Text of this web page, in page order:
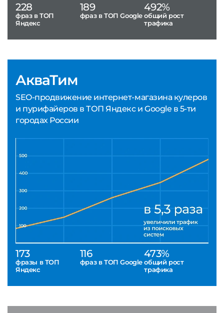
АкваТим
SEO-продвижение интернет-магазина кулеров
и пурифайеров в ТОП Яндекс и Google в 5-ти
городах России
173
фразы в ТОП
Яндекс
116
фраз в ТОП Google
473%
общий рост
трафика
228
фраз в ТОП
Яндекс
189
фраз в ТОП Google
492%
общий рост
трафика